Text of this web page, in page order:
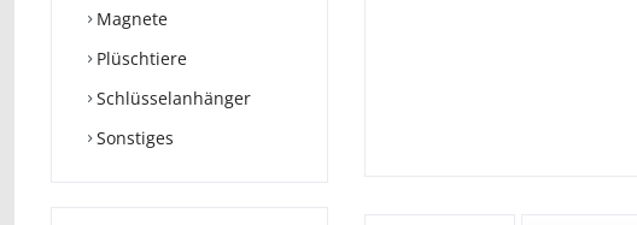
Magnete
Plüschtiere
Schlüsselanhänger
Sonstiges